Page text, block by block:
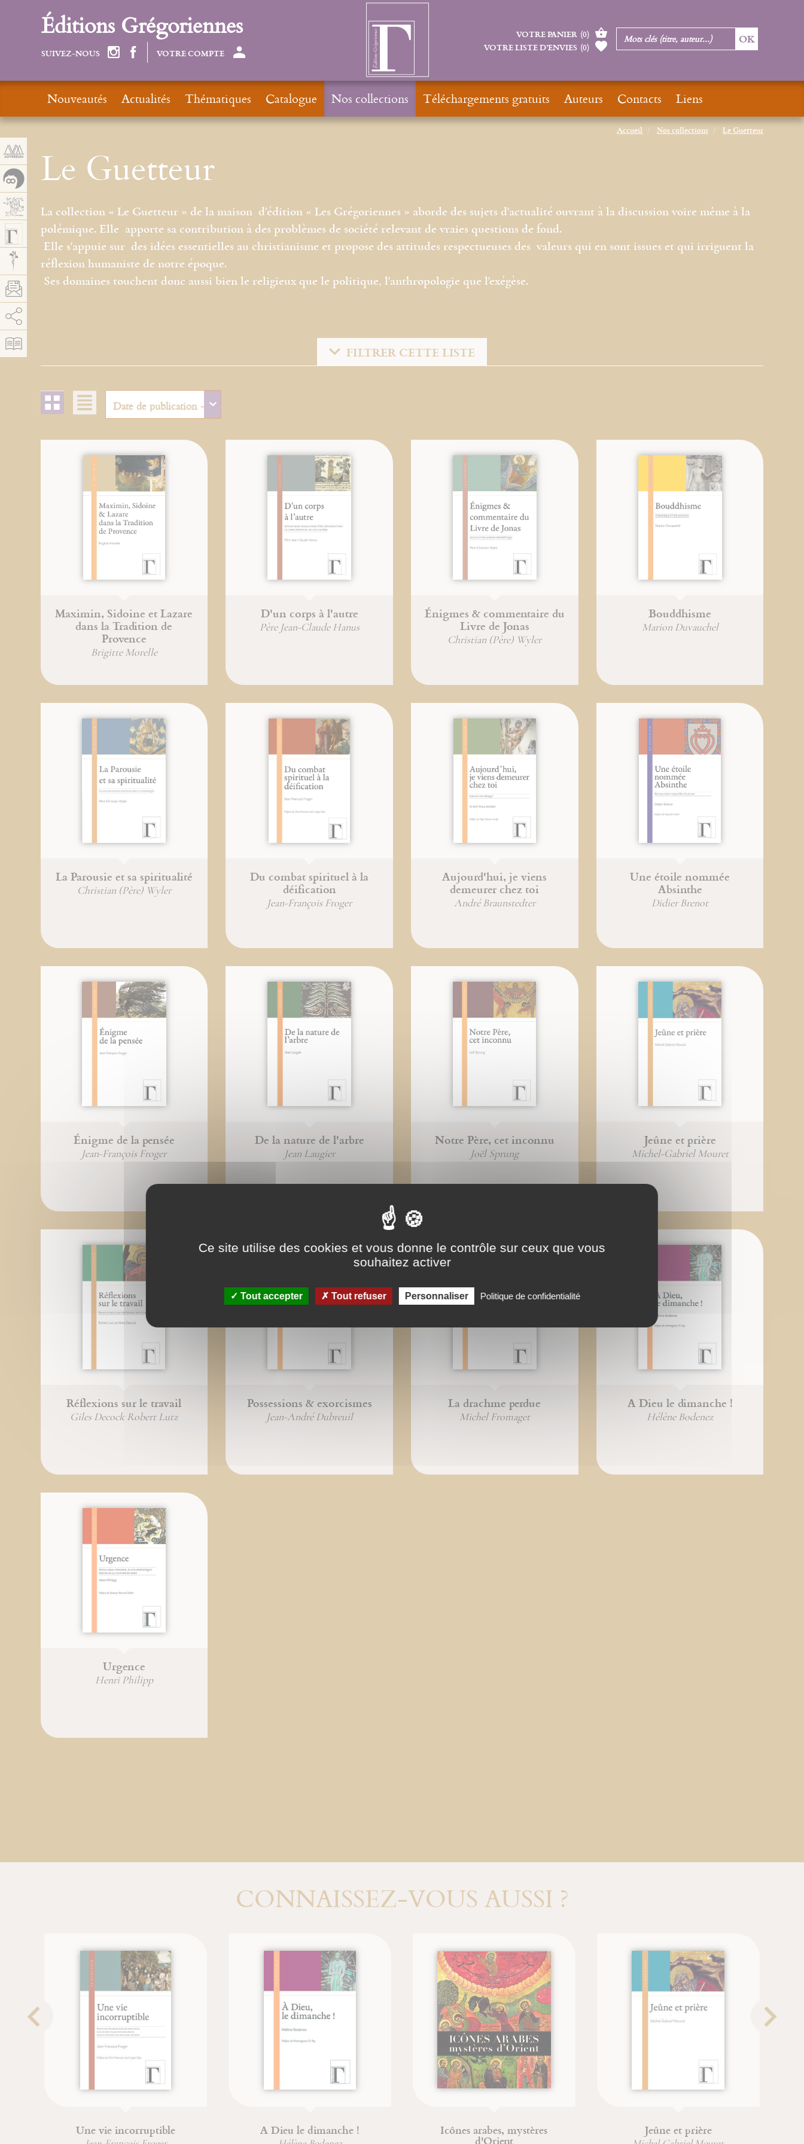
Accueil Nos collections Le Guetteur
Le Guetteur
La collection « Le Guetteur » de la maison d'édition « Les Grégoriennes » aborde des sujets d'actualité ouvrant à la discussion voire même à la
polémique. Elle apporte sa contribution à des problèmes de société relevant de vraies questions de fond.
Elle s'appuie sur des idées essentielles au christianisme et propose des attitudes respectueuses des valeurs qui en sont issues et qui irriguent la
réflexion humaniste de notre époque.
Ses domaines touchent donc aussi bien le religieux que le politique, l'anthropologie que l'exégèse.
FILTRER CETTE LISTE
Maximin, Sidoine et Lazare
dans la Tradition de
Provence
Brigitte Morelle
D'un corps à l'autre
Père Jean-Claude Hanus
Énigmes & commentaire du
Livre de Jonas
Christian (Père) Wyler
Bouddhisme
Marion Duvauchel
La Parousie et sa spiritualité
Christian (Père) Wyler
Du combat spirituel à la
déification
Jean-François Froger
Aujourd'hui, je viens
demeurer chez toi
André Braunstedter
Une étoile nommée
Absinthe
Didier Brenot
Énigme de la pensée
Jean-François Froger
De la nature de l'arbre
Jean Laugier
Notre Père, cet inconnu
Joël Sprung
Jeûne et prière
Michel-Gabriel Mouret
Réflexions sur le travail
Giles Decock Robert Lutz
Possessions & exorcismes
Jean-André Dubreuil
La drachme perdue
Michel Fromaget
A Dieu le dimanche !
Hélène Bodenez
Urgence
Henri Philipp
CONNAISSEZ-VOUS AUSSI ?
La drachme perdue Le XXIe siècle sera celui du
mysticisme
Les saints Anges D'un corps à l'autre
Éditions Grégoriennes
SUIVEZ-NOUS VOTRE COMPTE
VOTRE PANIER (0)
VOTRE LISTE D’ENVIES (0)
Nouveautés Actualités Thématiques Catalogue Nos collections Téléchargements gratuits Auteurs Contacts Liens
Panneau de gestion des cookies
Ce site utilise des cookies et vous donne le contrôle sur ceux que vous
souhaitez activer
Tout accepter Tout refuser Personnaliser Politique de confidentialité